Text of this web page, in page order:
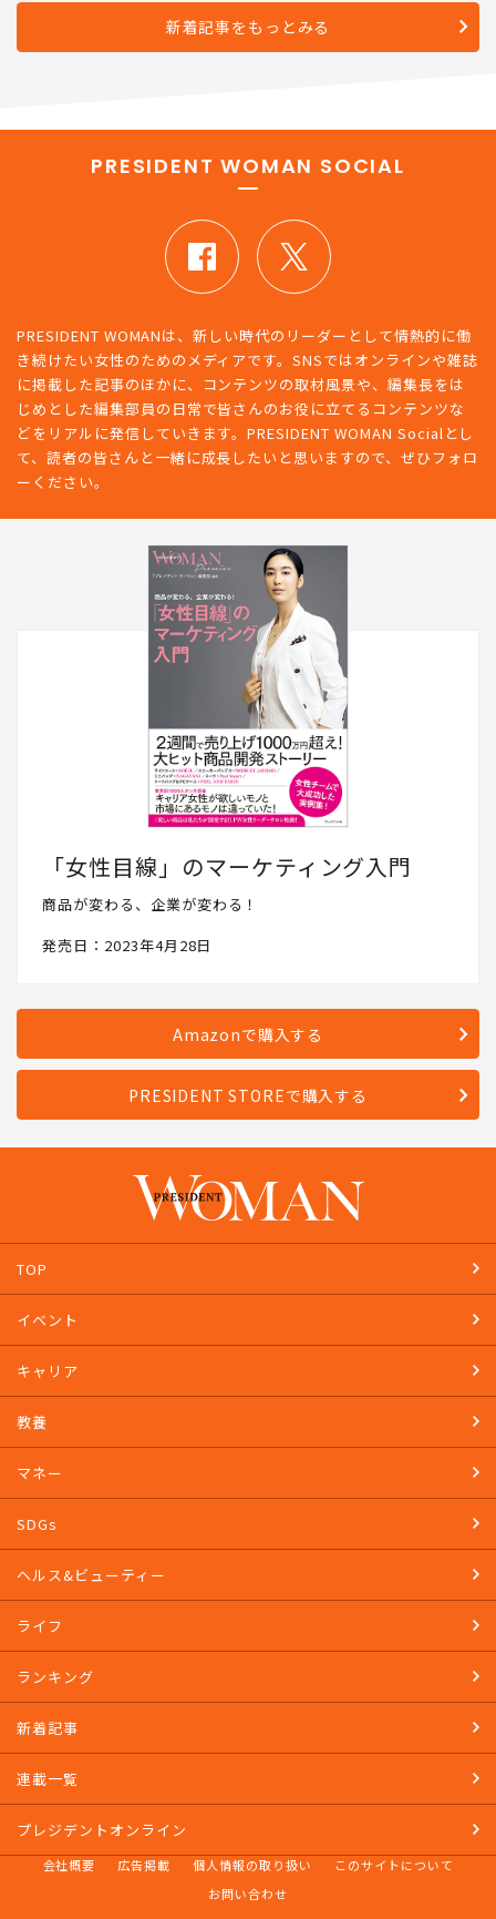
新着記事をもっとみる
PRESIDENT WOMAN SOCIAL
PRESIDENT WOMANは、新しい時代のリーダーとして情熱的に働
き続けたい女性のためのメディアです。SNSではオンラインや雑誌
に掲載した記事のほかに、コンテンツの取材風景や、編集長をは
じめとした編集部員の日常で皆さんのお役に立てるコンテンツな
どをリアルに発信していきます。PRESIDENT WOMAN Socialとし
て、読者の皆さんと一緒に成長したいと思いますので、ぜひフォロ
ーください。
「女性目線」のマーケティング入門
商品が変わる、企業が変わる！
発売日：2023年4月28日
Amazonで購入する
PRESIDENT STOREで購入する
TOP
イベント
キャリア
教養
マネー
SDGs
ヘルス&ビューティー
ライフ
ランキング
新着記事
連載一覧
プレジデントオンライン
会社概要 広告掲載 個人情報の取り扱い
このサイトについて
お問い合わせ